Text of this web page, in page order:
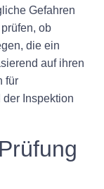
Gefahren
ob
die ein
auf ihren
für
Inspektion